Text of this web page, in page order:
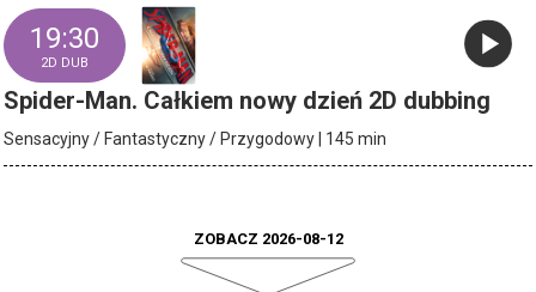
19:30
2D DUB
Spider-Man. Całkiem nowy dzień 2D dubbing
Sensacyjny / Fantastyczny / Przygodowy | 145 min
ZOBACZ 2026-08-12